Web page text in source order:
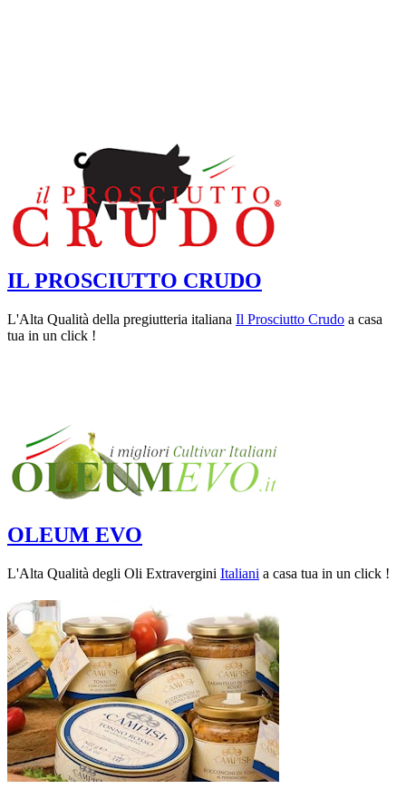
IL PROSCIUTTO CRUDO
L'Alta Qualità della pregiutteria italiana Il Prosciutto Crudo a casa
tua in un click !
OLEUM EVO
L'Alta Qualità degli Oli Extravergini Italiani a casa tua in un click !